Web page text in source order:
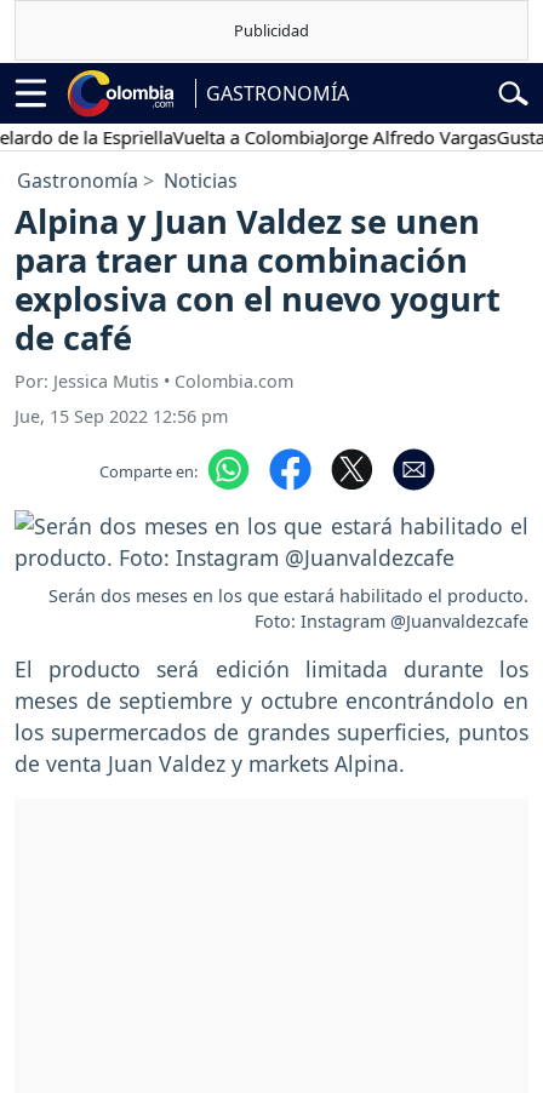
GASTRONOMÍA
de la EspriellaVuelta a ColombiaJorge Alfredo VargasGustavo
Gastronomía Noticias
Alpina y Juan Valdez se unen
para traer una combinación
explosiva con el nuevo yogurt
de café
Por: Jessica Mutis • Colombia.com
Jue, 15 Sep 2022 12:56 pm
Comparte en:
Serán dos meses en los que estará habilitado el producto.
Foto: Instagram @Juanvaldezcafe
El producto será edición limitada durante los
meses de septiembre y octubre encontrándolo en
los supermercados de grandes superficies, puntos
de venta Juan Valdez y markets Alpina.